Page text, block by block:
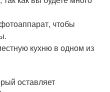
чтобы
кухню в одном из
оставляет